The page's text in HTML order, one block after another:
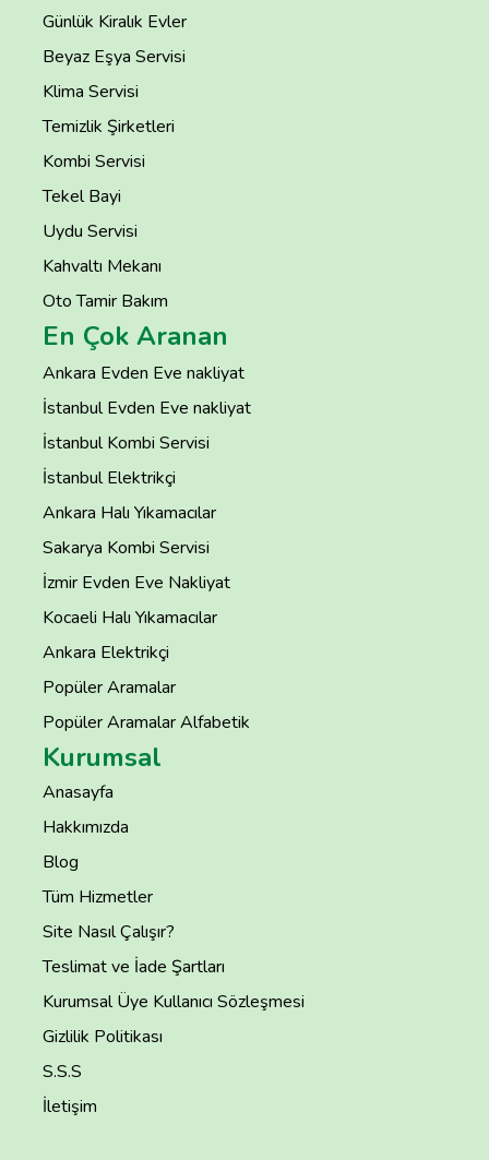
Günlük Kiralık Evler
Beyaz Eşya Servisi
Klima Servisi
Temizlik Şirketleri
Kombi Servisi
Tekel Bayi
Uydu Servisi
Kahvaltı Mekanı
Oto Tamir Bakım
En Çok Aranan
Ankara Evden Eve nakliyat
İstanbul Evden Eve nakliyat
İstanbul Kombi Servisi
İstanbul Elektrikçi
Ankara Halı Yıkamacılar
Sakarya Kombi Servisi
İzmir Evden Eve Nakliyat
Kocaeli Halı Yıkamacılar
Ankara Elektrikçi
Popüler Aramalar
Popüler Aramalar Alfabetik
Kurumsal
Anasayfa
Hakkımızda
Blog
Tüm Hizmetler
Site Nasıl Çalışır?
Teslimat ve İade Şartları
Kurumsal Üye Kullanıcı Sözleşmesi
Gizlilik Politikası
S.S.S
İletişim